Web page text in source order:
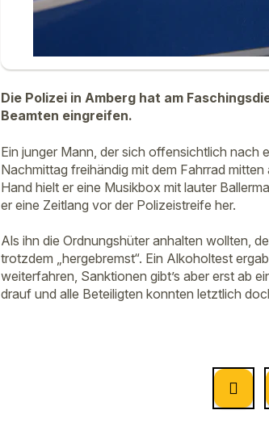
Die Polizei in Amberg hat am
Beamten eingreifen.
Ein junger Mann, der sich offensichtlich nach
Nachmittag freihändig mit dem Fahrrad
Hand hielt er eine Musikbox mit lauter
er eine Zeitlang vor der Polizeistreife her.
Als ihn die Ordnungshüter anhalten wollten,
trotzdem „hergebremst“. Ein Alkoholtest
weiterfahren, Sanktionen gibt’s aber erst ab
drauf und alle Beteiligten konnten letztlich